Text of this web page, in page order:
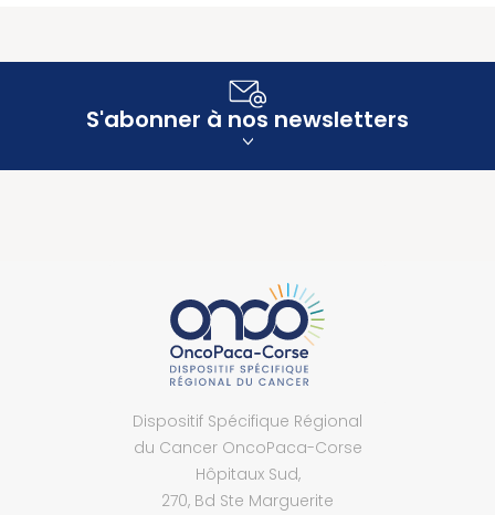
S'abonner à nos newsletters
Dispositif Spécifique Régional
du Cancer OncoPaca-Corse
Hôpitaux Sud,
270, Bd Ste Marguerite